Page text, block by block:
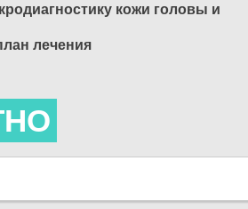
кожи головы и
лечения